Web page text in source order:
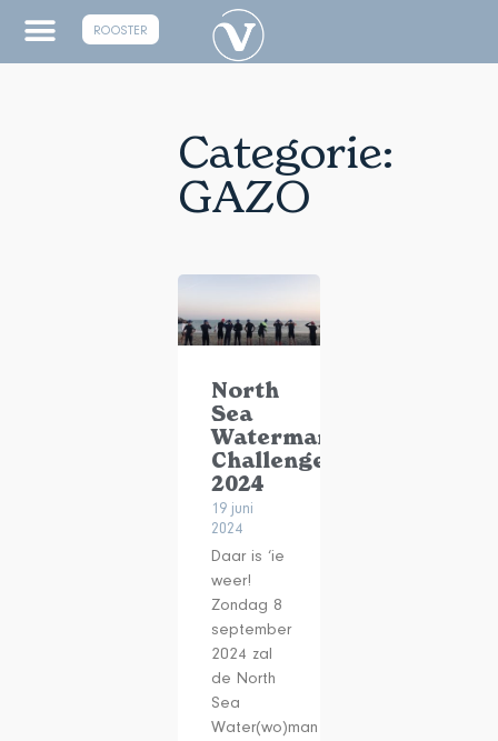
ROOSTER
Categorie:
GAZO
North
Sea
Waterman
Challenge
2024
19 juni
2024
Daar is ‘ie
weer!
Zondag 8
september
2024 zal
de North
Sea
Water(wo)man